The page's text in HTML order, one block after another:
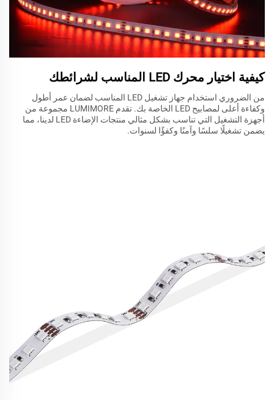
كيفية اختيار محرك LED المناسب لشرائطك
من الضروري استخدام جهاز تشغيل LED المناسب لضمان عمر أطول
وكفاءة أعلى لمصابيح LED الخاصة بك. تقدم LUMIMORE مجموعة من
أجهزة التشغيل التي تناسب بشكل مثالي منتجات الإضاءة LED لدينا، مما
يضمن تشغيلًا سلسًا وآمنًا وكفؤًا لسنوات.